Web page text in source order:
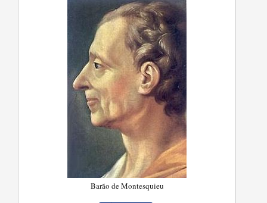
Barão de Montesquieu